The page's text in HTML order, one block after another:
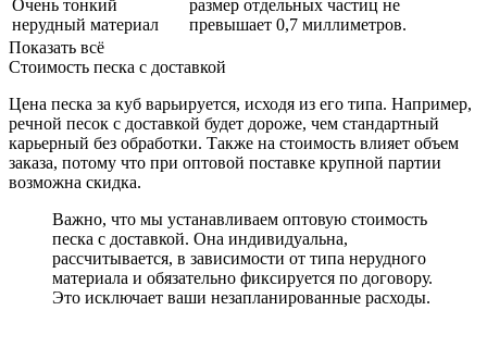
Очень тонкий
нерудный материал
размер отдельных частиц не
превышает 0,7 миллиметров.
Показать всё
Стоимость песка с доставкой
Цена песка за куб варьируется, исходя из его типа. Например,
речной песок с доставкой будет дороже, чем стандартный
карьерный без обработки. Также на стоимость влияет объем
заказа, потому что при оптовой поставке крупной партии
возможна скидка.
Важно, что мы устанавливаем оптовую стоимость
песка с доставкой. Она индивидуальна,
рассчитывается, в зависимости от типа нерудного
материала и обязательно фиксируется по договору.
Это исключает ваши незапланированные расходы.